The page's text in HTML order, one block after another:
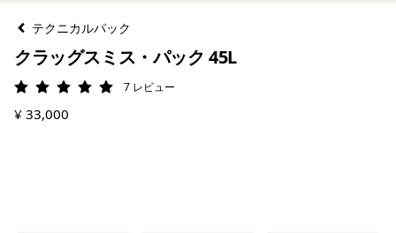
テクニカルパック
クラッグスミス・パック 45L
評価: 5 / 5 7 レビュー
¥ 33,000